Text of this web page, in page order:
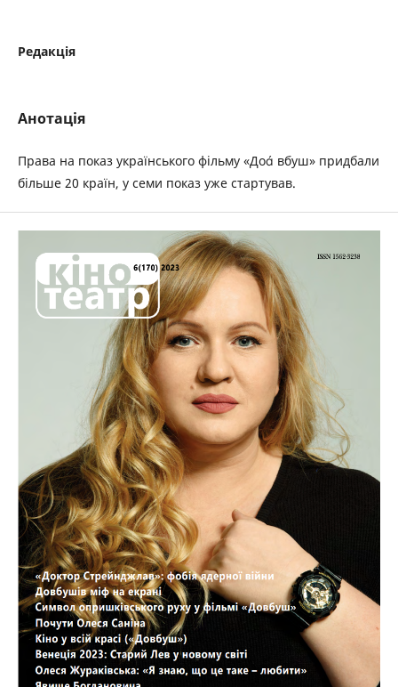
Редакція
Анотація
Права на показ українського фільму «До вбуш» придбали
більше 20 країн, у семи показ уже стартував.